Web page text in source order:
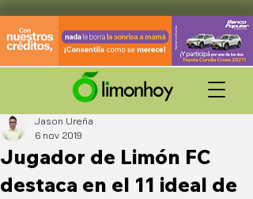
Jugador de Limón FC
destaca en el 11 ideal de
Jason Ureña
6 nov 2019